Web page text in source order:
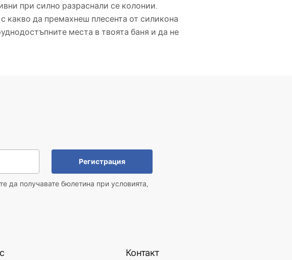
при силно разраснали се колонии.
какво да премахнеш плесента от силикона
места в твоята баня и да не
Регистрация
да получавате бюлетина при условията,
Контакт